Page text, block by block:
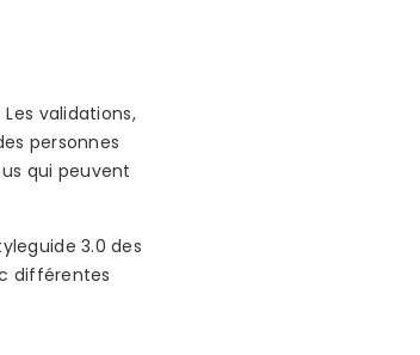
validations,
personnes
qui peuvent
3.0 des
différentes